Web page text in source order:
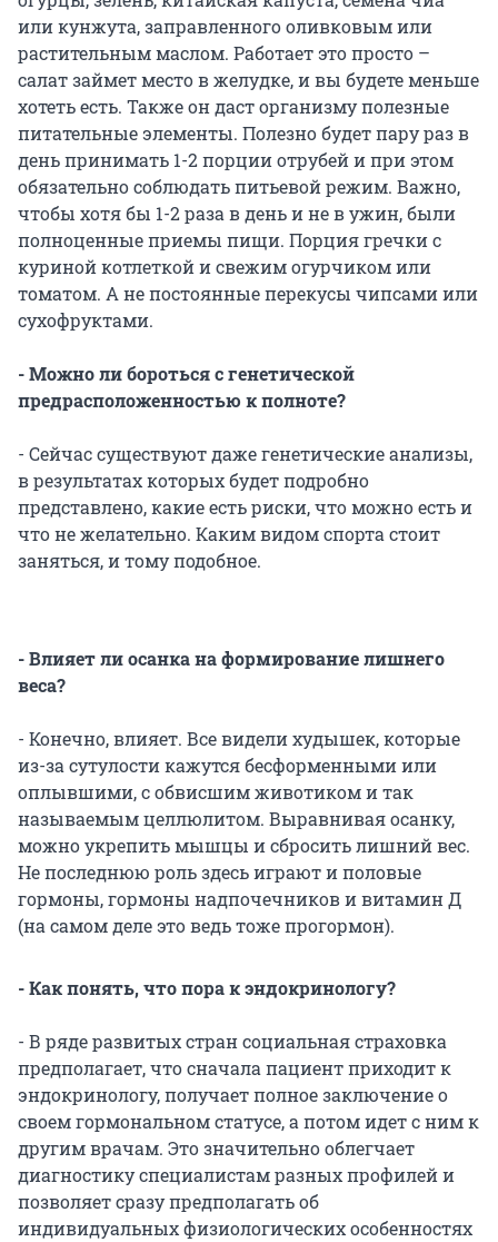
или кунжута, заправленного оливковым или
растительным маслом. Работает это просто –
салат займет место в желудке, и вы будете меньше
хотеть есть. Также он даст организму полезные
питательные элементы. Полезно будет пару раз в
день принимать 1-2 порции отрубей и при этом
обязательно соблюдать питьевой режим. Важно,
чтобы хотя бы 1-2 раза в день и не в ужин, были
полноценные приемы пищи. Порция гречки с
куриной котлеткой и свежим огурчиком или
томатом. А не постоянные перекусы чипсами или
сухофруктами.
- Можно ли бороться с генетической
предрасположенностью к полноте?
- Сейчас существуют даже генетические анализы,
в результатах которых будет подробно
представлено, какие есть риски, что можно есть и
что не желательно. Каким видом спорта стоит
заняться, и тому подобное.
- Влияет ли осанка на формирование лишнего
веса?
- Конечно, влияет. Все видели худышек, которые
из-за сутулости кажутся бесформенными или
оплывшими, с обвисшим животиком и так
называемым целлюлитом. Выравнивая осанку,
можно укрепить мышцы и сбросить лишний вес.
Не последнюю роль здесь играют и половые
гормоны, гормоны надпочечников и витамин Д
(на самом деле это ведь тоже прогормон).
- Как понять, что пора к эндокринологу?
- В ряде развитых стран социальная страховка
предполагает, что сначала пациент приходит к
эндокринологу, получает полное заключение о
своем гормональном статусе, а потом идет с ним к
другим врачам. Это значительно облегчает
диагностику специалистам разных профилей и
позволяет сразу предполагать об
индивидуальных физиологических особенностях